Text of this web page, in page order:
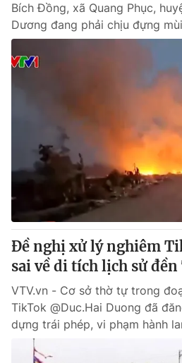
Bích Đồng, xã Quang Phục,
Dương đang phải chịu đựng
Đề nghị xử lý nghiêm
sai về di tích lịch sử
VTV.vn - Cơ sở thờ tự trong
TikTok @Duc.Hai Duong đã
dựng trái phép, vi phạm hành